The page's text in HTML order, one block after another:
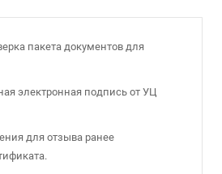
пакета документов для
электронная подпись от УЦ
для отзыва ранее